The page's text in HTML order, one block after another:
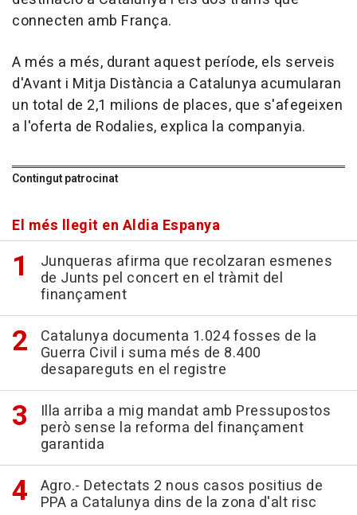
connecten amb França.
A més a més, durant aquest període, els serveis
d'Avant i Mitja Distància a Catalunya acumularan
un total de 2,1 milions de places, que s'afegeixen
a l'oferta de Rodalies, explica la companyia.
Contingut patrocinat
El més llegit en Aldia Espanya
Junqueras afirma que recolzaran esmenes
de Junts pel concert en el tràmit del
finançament
Catalunya documenta 1.024 fosses de la
Guerra Civil i suma més de 8.400
desapareguts en el registre
Illa arriba a mig mandat amb Pressupostos
però sense la reforma del finançament
garantida
Agro.- Detectats 2 nous casos positius de
PPA a Catalunya dins de la zona d'alt risc